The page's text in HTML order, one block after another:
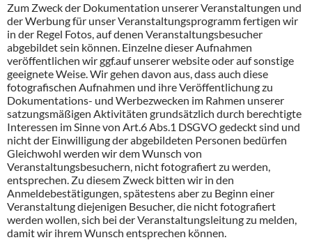
Zum Zweck der Dokumentation unserer Veranstaltungen und
der Werbung für unser Veranstaltungsprogramm fertigen wir
in der Regel Fotos, auf denen Veranstaltungsbesucher
abgebildet sein können. Einzelne dieser Aufnahmen
veröffentlichen wir ggf.auf unserer website oder auf sonstige
geeignete Weise. Wir gehen davon aus, dass auch diese
fotografischen Aufnahmen und ihre Veröffentlichung zu
Dokumentations- und Werbezwecken im Rahmen unserer
satzungsmäßigen Aktivitäten grundsätzlich durch berechtigte
Interessen im Sinne von Art.6 Abs.1 DSGVO gedeckt sind und
nicht der Einwilligung der abgebildeten Personen bedürfen
Gleichwohl werden wir dem Wunsch von
Veranstaltungsbesuchern, nicht fotografiert zu werden,
entsprechen. Zu diesem Zweck bitten wir in den
Anmeldebestätigungen, spätestens aber zu Beginn einer
Veranstaltung diejenigen Besucher, die nicht fotografiert
werden wollen, sich bei der Veranstaltungsleitung zu melden,
damit wir ihrem Wunsch entsprechen können.